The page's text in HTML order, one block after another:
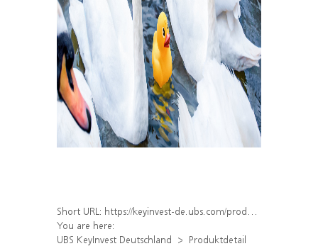
Short URL: https://keyinvest-de.ubs.com/produkt/detail/index/isin/DE000WA7P725
You are here:
UBS KeyInvest Deutschland
Produktdetail